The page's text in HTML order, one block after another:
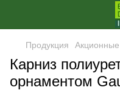
Продукция
Карниз
орнаментом